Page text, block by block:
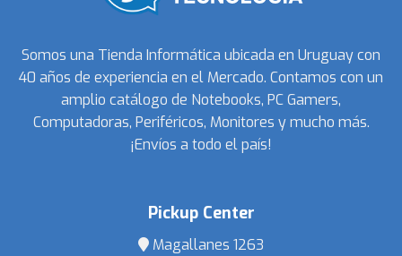
Somos una Tienda Informática ubicada en Uruguay con
40 años de experiencia en el Mercado. Contamos con un
amplio catálogo de Notebooks, PC Gamers,
Computadoras, Periféricos, Monitores y mucho más.
¡Envíos a todo el país!
Pickup Center
Magallanes 1263